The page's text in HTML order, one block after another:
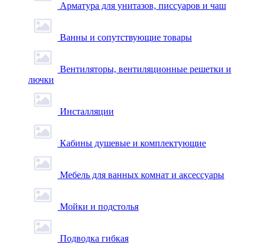
Арматура для унитазов, писсуаров и чаш
Ванны и сопутствующие товары
Вентиляторы, вентиляционные решетки и
лючки
Инсталляции
Кабины душевые и комплектующие
Мебель для ванных комнат и аксессуары
Мойки и подстолья
Подводка гибкая